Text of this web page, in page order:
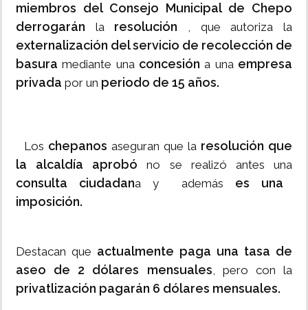
miembros del Consejo Municipal de Chepo
derrogarán laresolución , que autoriza la
externalización del servicio de recolección de
basura mediante una concesión a una empresa
privada por un periodo de 15 años.
Los chepanos aseguran que la resolución que
la alcaldía aprobó no se realizó antes una
consulta ciudadana y además es una
imposición.
Destacan que actualmente paga una tasa de
aseo de 2 dólares mensuales, pero con la
privatlización pagarán 6 dólares mensuales.